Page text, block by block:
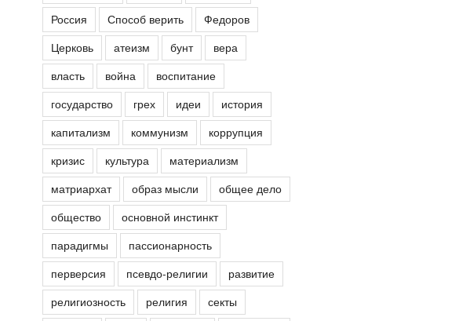
Россия
Способ верить
Федоров
Церковь
атеизм бунт
вера
власть
война
воспитание
государство
грех идеи
история
капитализм
коммунизм
коррупция
кризис
культура
материализм
матриархат
образ мысли
общее дело
общество
основной инстинкт
парадигмы
пассионарность
перверсия
псевдо-религии
развитие
религиозность
религия
секты